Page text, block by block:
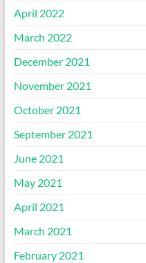
April 2022
March 2022
December 2021
November 2021
October 2021
September 2021
June 2021
May 2021
April 2021
March 2021
February 2021